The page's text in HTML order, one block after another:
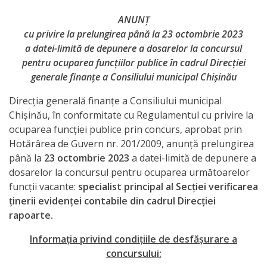
Direcția
datorii
şi
angajamente
financiare
Direcţia
venituri
Direcţia
rapoarte
ANUNȚ
cu privire la prelungirea până la 23 octombrie 2023
a datei-limită de depunere a dosarelor la concursul
pentru ocuparea funcţiilor publice în cadrul Direcţiei
generale finanţe a Consiliului municipal Chişinău
Direcţia generală finanţe a Consiliului municipal
Chişinău, în conformitate cu Regulamentul cu privire la
ocuparea funcţiei publice prin concurs, aprobat prin
Hotărârea de Guvern nr. 201/2009, anunţă prelungirea
până la 23 octombrie 2023 a datei-limită de depunere a
dosarelor la concursul pentru ocuparea următoarelor
funcţii vacante: specialist principal al Secţiei verificarea
ţinerii evidenţei contabile din cadrul Direcţiei
rapoarte.
Informaţia privind condiţiile de desfăşurare a
concursului: